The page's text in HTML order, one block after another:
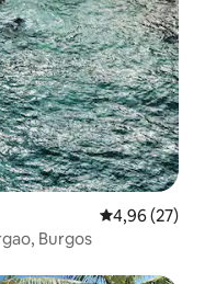
4,96 (27)
Burgos